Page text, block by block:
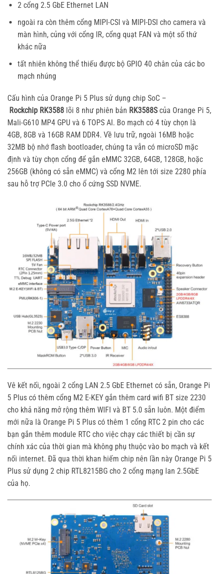
2 cổng 2.5 GbE Ethernet LAN
ngoài ra còn thêm cổng MIPI-CSI và MIPI-DSI cho camera và
màn hình, củng với cổng IR, cổng quạt FAN và một số thứ
khác nữa
tất nhiên không thể thiếu được bộ GPIO 40 chân của các bo
mạch nhúng
Cấu hình của Orange Pi 5 Plus sử dụng chip SoC –
Rockchip RK3588 lõi 8 như phiên bản RK3588Scủa Orange Pi 5,
Mali-G610 MP4 GPU và 6 TOPS AI. Bo mạch có 4 tùy chọn là
4GB, 8GB và 16GB RAM DDR4. Về lưu trữ, ngoài 16MB hoặc
32MB bộ nhớ flash bootloader, chúng ta vẫn có microSD mặc
định và tùy chọn cổng để gắn eMMC 32GB, 64GB, 128GB, hoặc
256GB (không có sẵn eMMC) và cổng M2 lên tới size 2280 phía
sau hỗ trợ PCIe 3.0 cho ổ cứng SSD NVME.
Vê kết nối, ngoài 2 cổng LAN 2.5 GbE Ethernet có sẵn, Orange Pi
5 Plus có thêm cổng M2 E-KEY gắn thêm card wifi BT size 2230
cho khả năng mở rộng thêm WIFI và BT 5.0 sẵn luôn. Một điểm
mới nữa là Orange Pi 5 Plus có thêm 1 cổng RTC 2 pin cho các
bạn gắn thêm module RTC cho việc chạy các thiết bị cần sự
chính xác của thời gian mà không phụ thuộc vào bo mạch và kết
nối internet. Đã qua thời khan hiếm chip nên lần này Orange Pi 5
Plus sử dụng 2 chip RTL8215BG cho 2 cổng mạng lan 2.5GbE
của họ.